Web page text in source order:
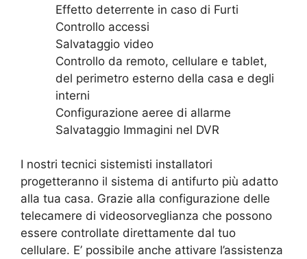
Effetto deterrente in caso di Furti
Controllo accessi
Salvataggio video
Controllo da remoto, cellulare e tablet,
del perimetro esterno della casa e degli
interni
Configurazione aeree di allarme
Salvataggio Immagini nel DVR
I nostri tecnici sistemisti installatori
progetteranno il sistema di antifurto più adatto
alla tua casa. Grazie alla configurazione delle
telecamere di videosorveglianza che possono
essere controllate direttamente dal tuo
cellulare. E’ possibile anche attivare l’assistenza